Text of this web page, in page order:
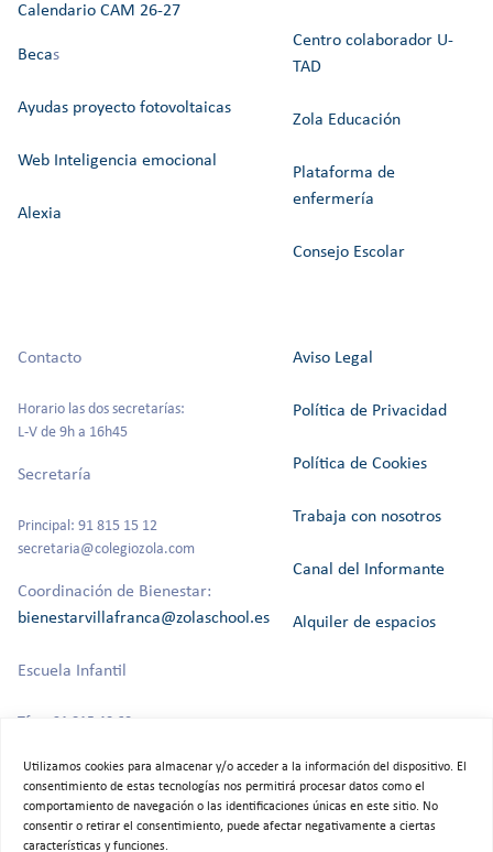
Utilizamos cookies para almacenar y/o acceder a la información del dispositivo. El
consentimiento de estas tecnologías nos permitirá procesar datos como el
comportamiento de navegación o las identificaciones únicas en este sitio. No
consentir o retirar el consentimiento, puede afectar negativamente a ciertas
características y funciones.
Calendario CAM 26-27
Becas
Ayudas proyecto fotovoltaicas
Web Inteligencia emocional
Alexia
Centro colaborador U-
TAD
Zola Educación
Plataforma de
enfermería
Consejo Escolar
Contacto
Horario las dos secretarías:
L-V de 9h a 16h45
Secretaría
Principal: 91 815 15 12
secretaria@colegiozola.com
Coordinación de Bienestar:
bienestarvillafranca@zolaschool.es
Escuela Infantil
Tfno: 91 815 40 60
Aviso Legal
Política de Privacidad
Política de Cookies
Trabaja con nosotros
Canal del Informante
Alquiler de espacios
©2025 Colegio Bilingüe Zola Villafranca.
Todos los derechos reservados